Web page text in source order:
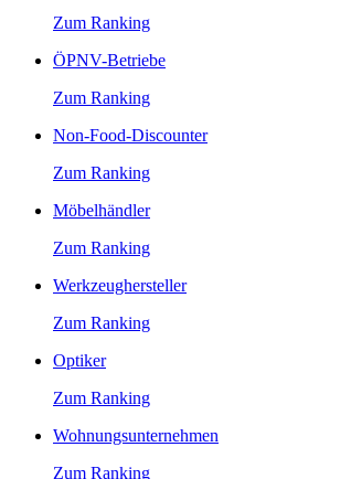
Zum Ranking
ÖPNV-Betriebe
Zum Ranking
Non-Food-Discounter
Zum Ranking
Möbelhändler
Zum Ranking
Werkzeughersteller
Zum Ranking
Optiker
Zum Ranking
Wohnungsunternehmen
Zum Ranking